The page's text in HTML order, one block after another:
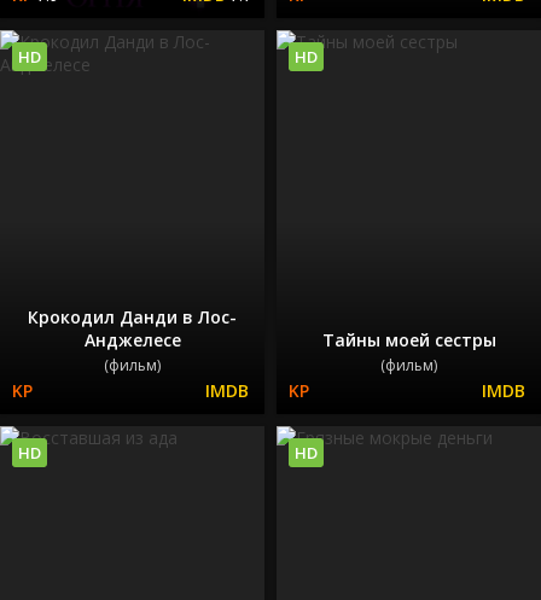
Крокодил Данди в Лос-
Анджелесе
(фильм)
HD
Тайны моей сестры
(фильм)
HD
HD HD